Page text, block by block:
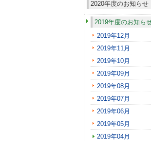
2020年度のお知らせ
2019年度のお知ら
2019年12月
2019年11月
2019年10月
2019年09月
2019年08月
2019年07月
2019年06月
2019年05月
2019年04月